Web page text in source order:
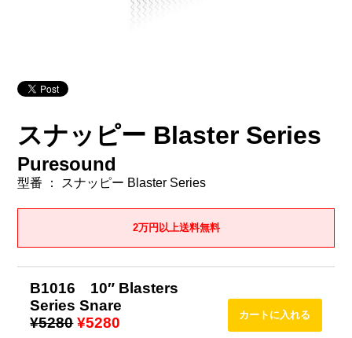
スナッピー Blaster Series
Puresound
型番 ： スナッピー Blaster Series
2万円以上送料無料
B1016 10″ Blasters
Series Snare
¥5280 ¥5280